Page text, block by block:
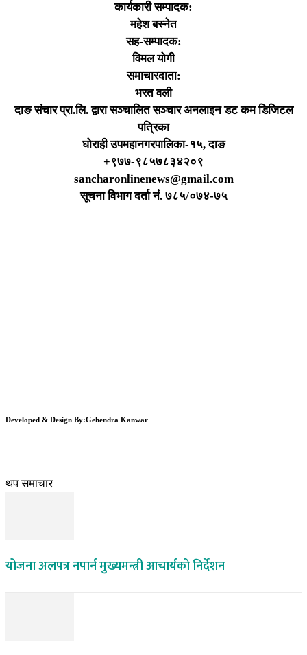
कार्यकारी सम्पादक:
महेश बस्नेत
सह-सम्पादक:
विमल योगी
समाचारदाता:
भरत वली
दाङ संचार प्रा.लि. द्वारा सञ्चालित सञ्चार अनलाइन डट कम डिजिटल
पत्रिका
घोराही उपमहानगरपालिका-१५, दाङ
+९७७-९८५७८३४२०९
sancharonlinenews@gmail.com
सूचना विभाग दर्ता न‌ं. ७८५/०७४-७५
Developed & Design By:Gehendra Kanwar
थप समाचार
योजना अलपत्र नपार्न मुख्यमन्त्री आचार्यको निर्देशन